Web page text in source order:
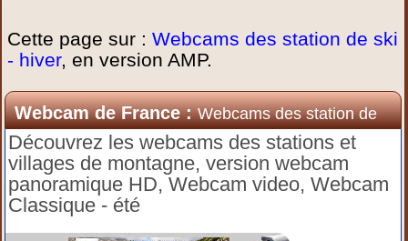
Cette page sur :Webcams des station de ski
- hiver, en version AMP.
Webcam de France :Webcams des station de
ski - hiver
Découvrez les webcams des stations et
villages de montagne, version webcam
panoramique HD, Webcam video, Webcam
Classique - été